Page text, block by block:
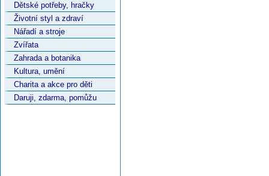
Dětské potřeby, hračky
Životní styl a zdraví
Nářadí a stroje
Zvířata
Zahrada a botanika
Kultura, umění
Charita a akce pro děti
Daruji, zdarma, pomůžu